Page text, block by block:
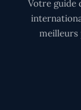
Votre guide
meilleurs